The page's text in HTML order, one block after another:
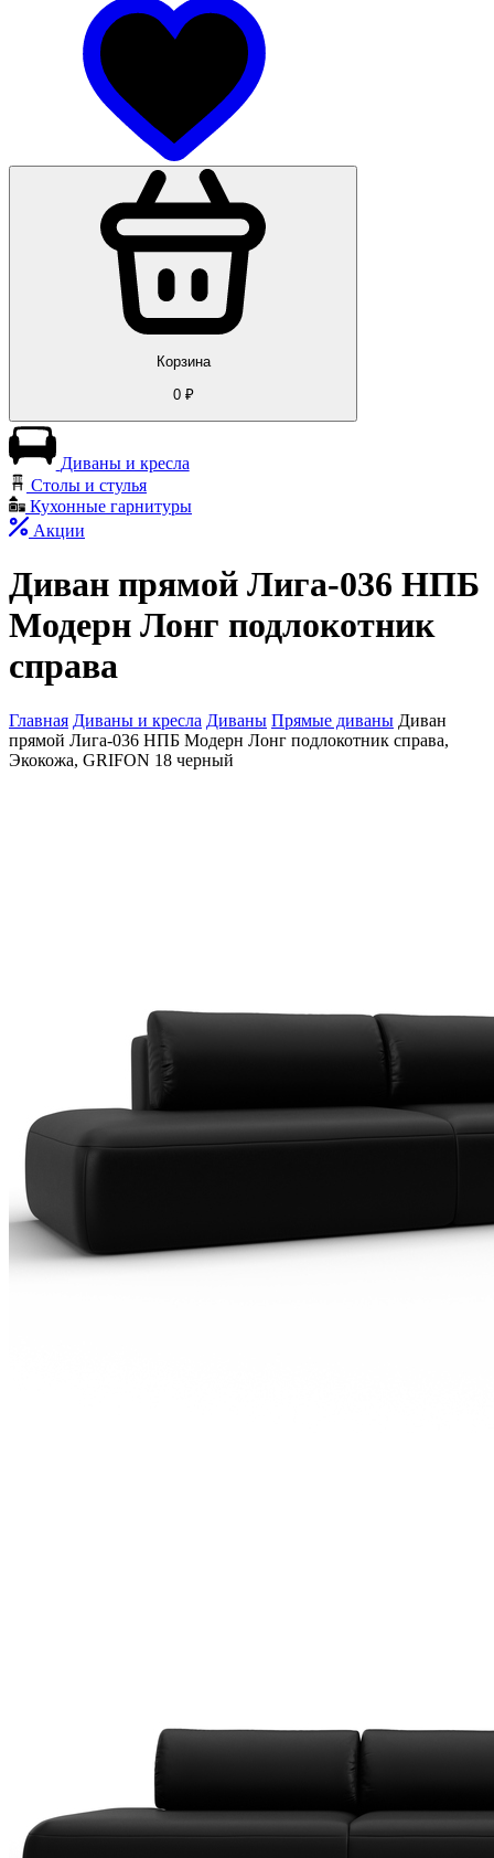
Корзина
0₽
Диваны и кресла
Столы и стулья
Кухонные гарнитуры
Акции
Диван прямой Лига-036 НПБ
Модерн Лонг подлокотник
справа
Главная Диваны и кресла Диваны Прямые диваны Диван
прямой Лига-036 НПБ Модерн Лонг подлокотник справа,
Экокожа, GRIFON 18 черный